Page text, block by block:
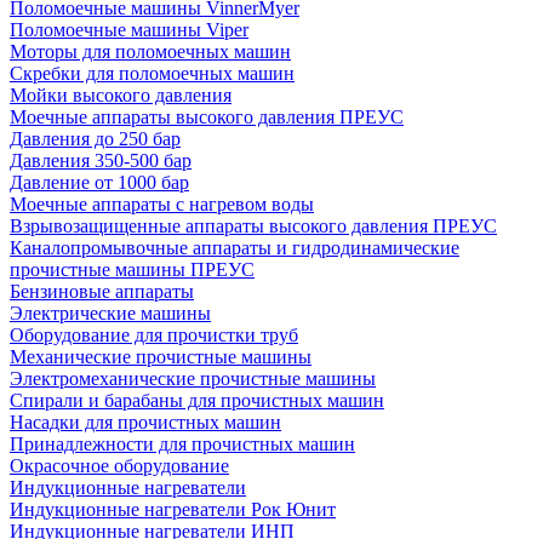
Поломоечные машины VinnerMyer
Поломоечные машины Viper
Моторы для поломоечных машин
Скребки для поломоечных машин
Мойки высокого давления
Моечные аппараты высокого давления ПРЕУС
Давления до 250 бар
Давления 350-500 бар
Давление от 1000 бар
Моечные аппараты с нагревом воды
Взрывозащищенные аппараты высокого давления ПРЕУС
Каналопромывочные аппараты и гидродинамические
прочистные машины ПРЕУС
Бензиновые аппараты
Электрические машины
Оборудование для прочистки труб
Механические прочистные машины
Электромеханические прочистные машины
Спирали и барабаны для прочистных машин
Насадки для прочистных машин
Принадлежности для прочистных машин
Окрасочное оборудование
Индукционные нагреватели
Индукционные нагреватели Рок Юнит
Индукционные нагреватели ИНП